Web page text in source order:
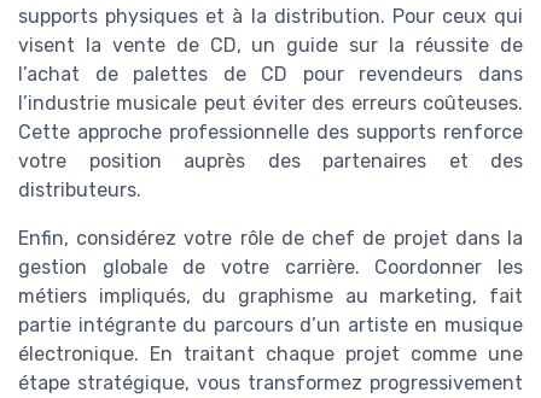
supports physiques et à la distribution. Pour ceux qui
visent la vente de CD, un guide sur la réussite de
l’achat de palettes de CD pour revendeurs dans
l’industrie musicale peut éviter des erreurs coûteuses.
Cette approche professionnelle des supports renforce
votre position auprès des partenaires et des
distributeurs.
Enfin, considérez votre rôle de chef de projet dans la
gestion globale de votre carrière. Coordonner les
métiers impliqués, du graphisme au marketing, fait
partie intégrante du parcours d’un artiste en musique
électronique. En traitant chaque projet comme une
étape stratégique, vous transformez progressivement